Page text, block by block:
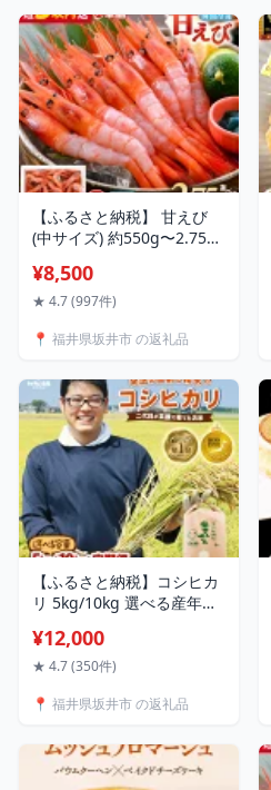
【ふるさと納税】 甘えび
(中サイズ) 約550g〜2.75kg
度抜群！【選べる内容量】
【抗菌紙箱・発泡箱】 アマ
えび エビ 冷凍 あまえび 甘
試し 国産 大容量
¥8,500
★ 4.7 (997件)
📍 福井県坂井市 の返礼品
【ふるさと納税】コシヒカ
リ 5kg/10kg 選べる産年
旬～10月上旬より順次発
送】【選べる精米方法・配
分づき 7分づき 無洗米 玄米
10キロ 産地直送
¥12,000
★ 4.7 (350件)
📍 福井県坂井市 の返礼品